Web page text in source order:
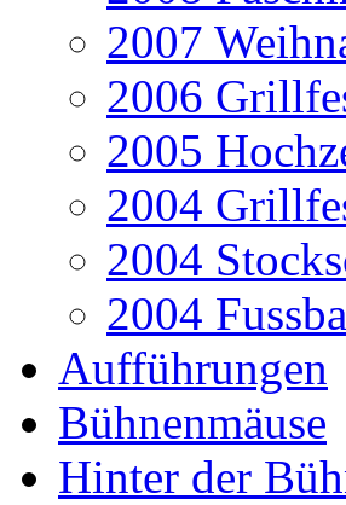
2007
2006
2005
2004
2004
2004
Aufführungen
Bühnenmäuse
Hinter der